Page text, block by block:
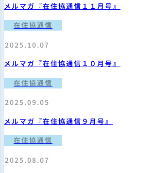
メルマガ『在住協通信１１月号』
在住協通信
2025.10.07
メルマガ『在住協通信１０月号』
在住協通信
2025.09.05
メルマガ『在住協通信９月号』
在住協通信
2025.08.07